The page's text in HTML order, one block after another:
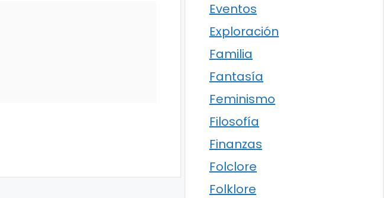
Eventos
Exploración
Familia
Fantasía
Feminismo
Filosofía
Finanzas
Folclore
Folklore